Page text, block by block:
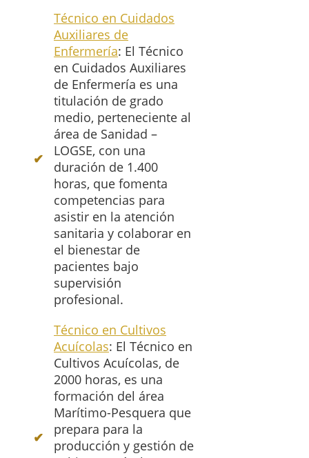
Técnico en Cuidados
Auxiliares de
Enfermería: El Técnico
en Cuidados Auxiliares
de Enfermería es una
titulación de grado
medio, perteneciente al
área de Sanidad –
LOGSE, con una
duración de 1.400
horas, que fomenta
competencias para
asistir en la atención
sanitaria y colaborar en
el bienestar de
pacientes bajo
supervisión
profesional.
Técnico en Cultivos
Acuícolas: El Técnico en
Cultivos Acuícolas, de
2000 horas, es una
formación del área
Marítimo-Pesquera que
prepara para la
producción y gestión de